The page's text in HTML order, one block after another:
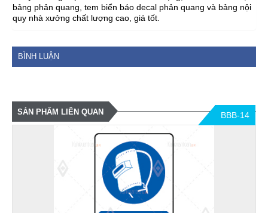
bảng phản quang, tem biển báo decal phản quang và bảng nội
quy nhà xưởng chất lượng cao, giá tốt.
BÌNH LUẬN
SẢN PHẨM LIÊN QUAN BBB-14